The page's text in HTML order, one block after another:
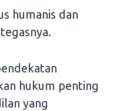
humanis dan
hukum penting
yang